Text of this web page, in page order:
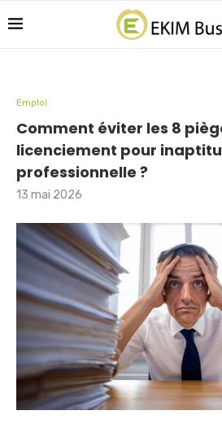
Emploi
Comment éviter les 8
licenciement pour
professionnelle ?
13 mai 2026